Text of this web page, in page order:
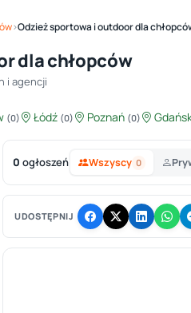
›Odzież sportowa i outdoor dla
dla chłopców
i agencji
(0) Łódź (0) Poznań (0)
0 ogłoszeń Wszyscy 0
UDOSTĘPNIJ